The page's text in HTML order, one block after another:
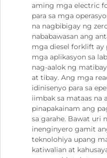
aming mga electric
para sa mga
na nagbibigay ng
nababawasan ang
mga diesel forklift ay
mga aplikasyon sa
nag-aalok ng
at tibay. Ang mga
idinisenyo para sa
iimbak sa mataas na
pinapakainam ang
sa garahe. Bawat uri
inenginyero gamit
teknolohiya upang
katiwalian at